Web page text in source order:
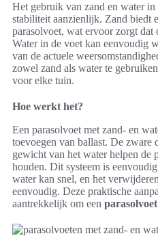
Het gebruik van zand en water in
stabiliteit aanzienlijk. Zand biedt
parasolvoet, wat ervoor zorgt dat
Water in de voet kan eenvoudig
van de actuele
zowel zand als water te
voor elke tuin.
Hoe werkt het?
Een parasolvoet met zand- en
toevoegen van ballast. De zware
gewicht van het water helpen de
houden. Dit systeem is
water kan snel, en het
eenvoudig. Deze praktische
aantrekkelijk om een